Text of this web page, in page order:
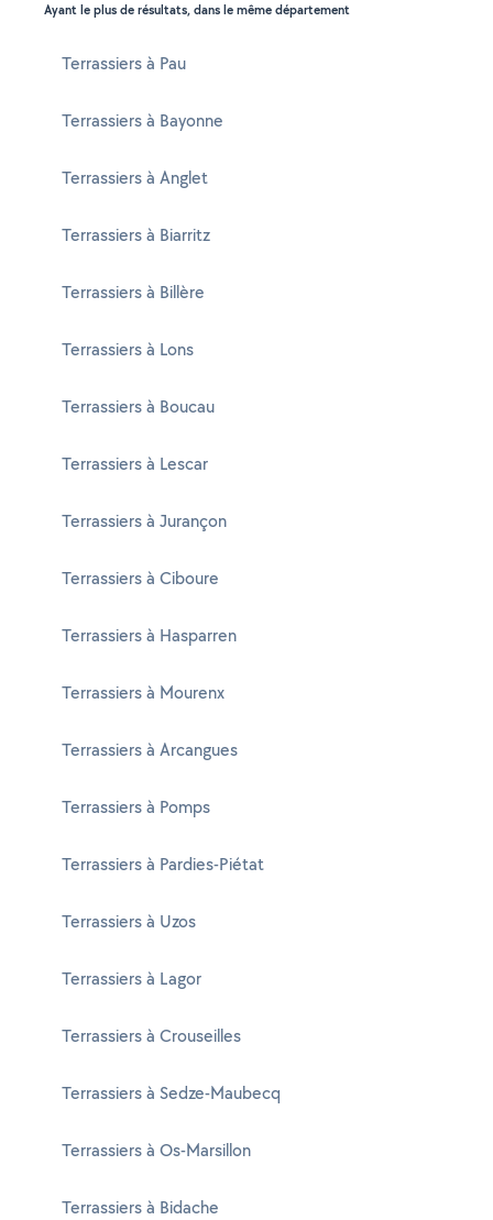
Ayant le plus de résultats, dans le même département
Terrassiers à Pau
Terrassiers à Bayonne
Terrassiers à Anglet
Terrassiers à Biarritz
Terrassiers à Billère
Terrassiers à Lons
Terrassiers à Boucau
Terrassiers à Lescar
Terrassiers à Jurançon
Terrassiers à Ciboure
Terrassiers à Hasparren
Terrassiers à Mourenx
Terrassiers à Arcangues
Terrassiers à Pomps
Terrassiers à Pardies-Piétat
Terrassiers à Uzos
Terrassiers à Lagor
Terrassiers à Crouseilles
Terrassiers à Sedze-Maubecq
Terrassiers à Os-Marsillon
Terrassiers à Bidache